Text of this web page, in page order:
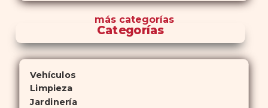
máscategorías
Categorías
Vehículos
Limpieza
Jardinería